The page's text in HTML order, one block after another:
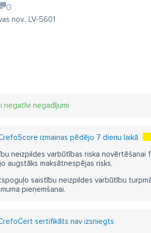
0
nov., LV-5601
negatīvi negadījumi
izmaiņas pēdējo 7 dienu laikā
neizpildes varbūtības riska novērtēšanai
augstāks maksātnespējas risks.
saistību neizpildes varbūtību
pieņemšanai.
sertifikāts nav izsniegts